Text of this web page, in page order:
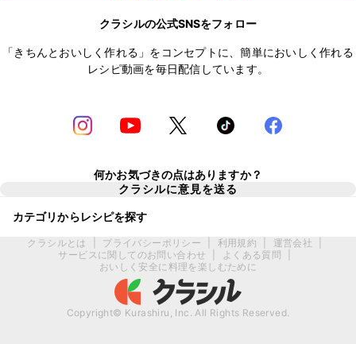
クラシルの公式SNSをフォロー
「きちんとおいしく作れる」をコンセプトに、簡単においしく作れる
レシピ動画を毎日配信しています。
何かお気づきの点はありますか？
クラシルに意見を送る
カテゴリからレシピを探す
クラシルとは プライバシーポリシー 利用規約 運営会社
サービスに関してのお問い合わせ
よくある質問
おいしく安全に料理を楽しむために
Copyright© Kurashiru, Inc. All Rights Reserved.